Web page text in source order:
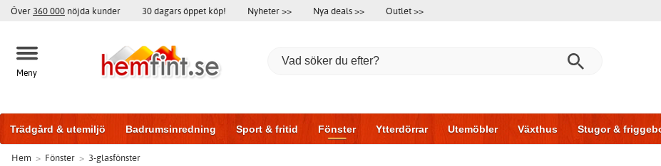
Över 360 000 nöjda kunder 30 dagars öppet köp! Nyheter >> Nya deals >> Outlet >>
Meny
Trädgård & utemiljö Badrumsinredning Sport & fritid Fönster Ytterdörrar Utemöbler Växthus Stugor &
Badrumsmöbler Träningsutrustning
Hem > Fönster > 3-glasfönster